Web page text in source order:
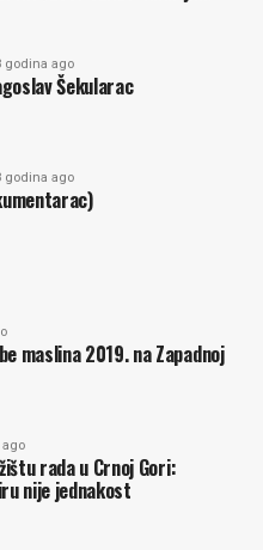
godina ago
Šekularac
godina ago
maslina 2019. na Zapadnoj
rada u Crnoj Gori:
nije jednakost